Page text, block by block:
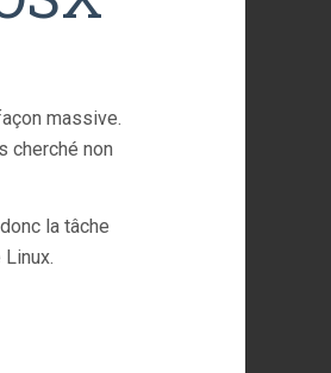
massive.
cherché non
la tâche